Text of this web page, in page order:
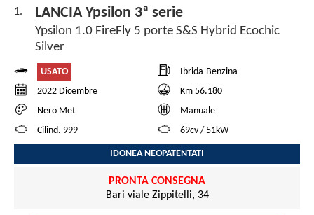
1. LANCIA Ypsilon 3ª serie
Ypsilon 1.0 FireFly 5 porte S&S Hybrid Ecochic
Silver
USATO
Ibrida-Benzina
2022 Dicembre
Km 56.180
Nero Met
Manuale
Cilind. 999
69cv / 51kW
IDONEA NEOPATENTATI
PRONTA CONSEGNA
Bari viale Zippitelli, 34